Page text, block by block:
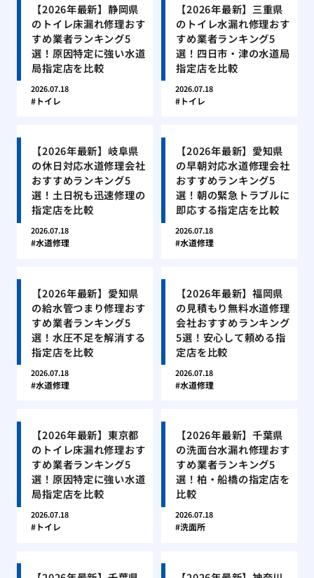
【2026年最新】静岡県
のトイレ床漏れ修理おす
すめ業者ランキング5
選！原因特定に強い水道
局指定店を比較
2026.07.18
トイレ
【2026年最新】三重県
のトイレ水漏れ修理おす
すめ業者ランキング5
選！四日市・津の水道局
指定店を比較
2026.07.18
トイレ
【2026年最新】岐阜県
の休日対応水道修理会社
おすすめランキング5
選！土日祝も迅速修理の
指定店を比較
2026.07.18
水道修理
【2026年最新】愛知県
の早朝対応水道修理会社
おすすめランキング5
選！朝の緊急トラブルに
即応する指定店を比較
2026.07.18
水道修理
【2026年最新】愛知県
の給水管つまり修理おす
すめ業者ランキング5
選！水圧不足を解消する
指定店を比較
2026.07.18
水道修理
【2026年最新】福岡県
の見積もり無料水道修理
会社おすすめランキング
5選！安心して頼める指
定店を比較
2026.07.18
水道修理
【2026年最新】東京都
のトイレ床漏れ修理おす
すめ業者ランキング5
選！原因特定に強い水道
局指定店を比較
2026.07.18
トイレ
【2026年最新】千葉県
の洗面台水漏れ修理おす
すめ業者ランキング5
選！柏・船橋の指定店を
比較
2026.07.18
洗面所